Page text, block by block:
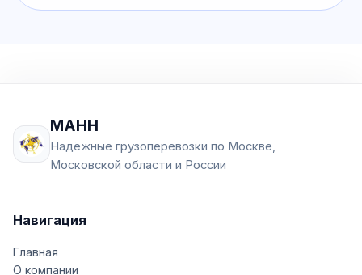
МАНН
Надёжные грузоперевозки по Москве,
Московской области и России
Навигация
Главная
О компании